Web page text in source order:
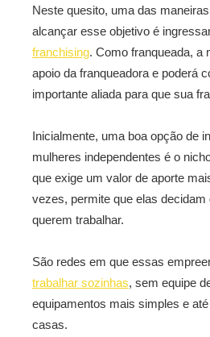
Neste quesito, uma das
alcançar esse objetivo é
franchising. Como franqueada, a
apoio da franqueadora e poderá
importante aliada para que sua
Inicialmente, uma boa opção de
mulheres independentes é o
que exige um valor de aporte
vezes, permite que elas decidam
querem trabalhar.
São redes em que essas
trabalhar sozinhas, sem equipe
equipamentos mais simples e
casas.